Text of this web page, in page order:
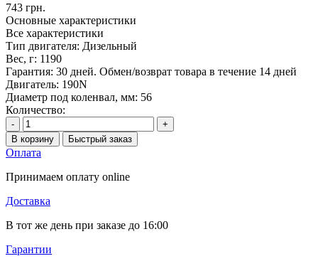
743 грн.
Основные характеристики
Все характеристики
Тип двигателя: Дизельный
Вес, г: 1190
Гарантия: 30 дней. Обмен/возврат товара в течение 14 дней
Двигатель: 190N
Диаметр под коленвал, мм: 56
Количество:
-
+
В корзину
Быстрый заказ
Оплата
Принимаем оплату online
Доставка
В тот же день при заказе до 16:00
Гарантии